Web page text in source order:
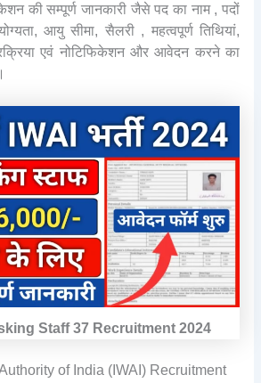
की सम्पूर्ण जानकारी जैसे पद का नाम , पदों
आयु सीमा, सैलरी , महत्वपूर्ण तिथियां,
एवं नोटिफिकेशन और आवेदन करने का
Staff 37 Recruitment 2024
of India (IWAI) Recruitment